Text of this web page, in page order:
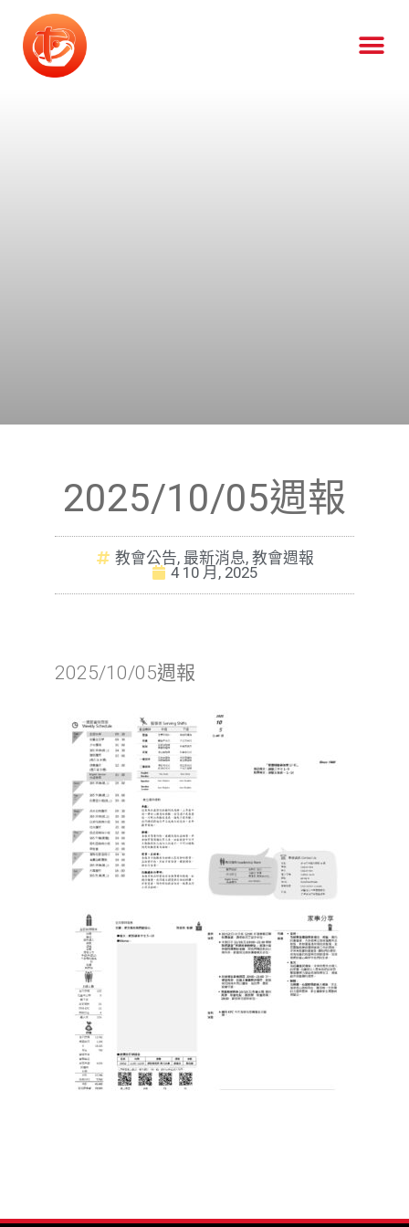
2025/10/05週報
教會公告, 最新消息, 教會週報
4 10 月, 2025
2025/10/05週報